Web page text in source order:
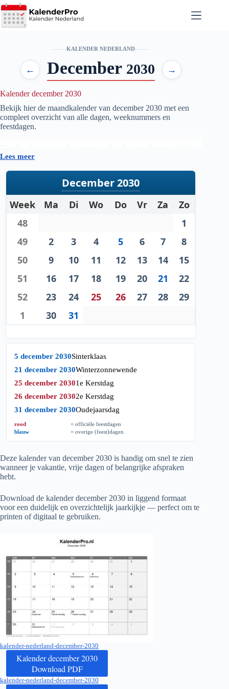
Ga
naar
de
KALENDER NEDERLAND
← December 2030 →
Kalender december 2030
Bekijk hier de maandkalender van december 2030 met een
compleet overzicht van alle dagen, weeknummers en
feestdagen.
Handig als je snel wilt zien op welke dag een datum valt of je
je planning voor de maand december
Lees meer
December 2030
Week Ma Di Wo Do Vr Za
Zo
48
1
49
2 3 4 5 6 7
8
50
9 10 11 12 13 14
15
51
16 17 18 19 20 21
22
52
23 24 25 26 27 28
29
1
30 31
5 december 2030Sinterklaas
21 december 2030Winterzonnewende
25 december 20301e Kerstdag
26 december 20302e Kerstdag
31 december 2030Oudejaarsdag
rood
= officiële feestdagen
blauw
= overige (feest)dagen
Deze kalender van december 2030 is handig om snel te zien
wanneer je vakantie, vrije dagen of belangrijke afspraken
hebt.
Download de kalender december 2030 in liggend formaat
voor een duidelijk en overzichtelijk jaarkijkje — perfect om te
printen of digitaal te gebruiken.
kalender-nederland-december-2030
Kalender december 2030
Download PDF
kalender-nederland-december-2030